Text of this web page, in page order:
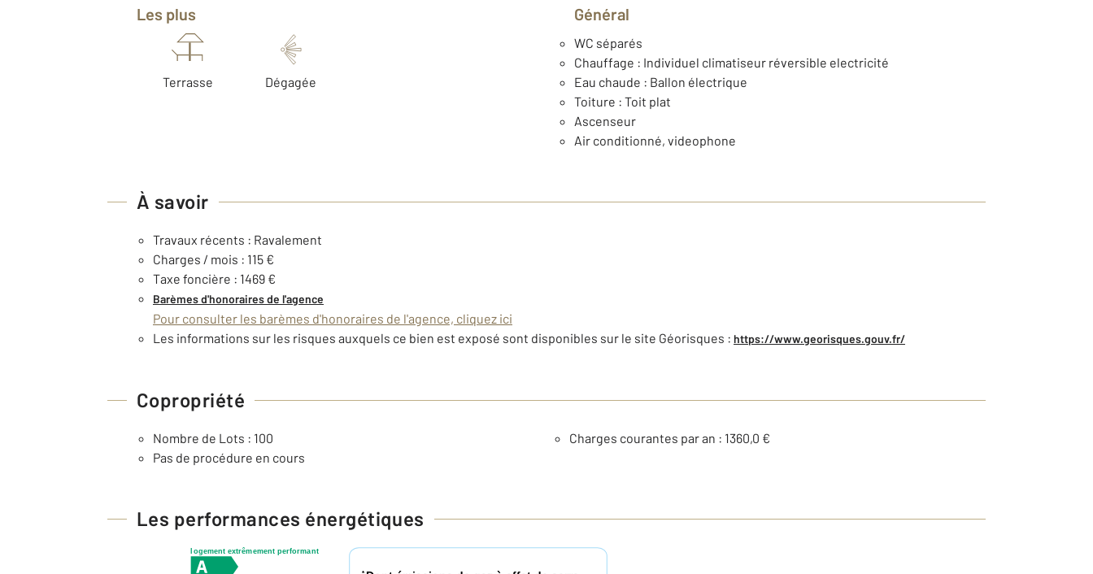
Les plus
Terrasse Dégagée
Général
WC séparés
Chauffage : Individuel climatiseur réversible electricité
Eau chaude : Ballon électrique
Toiture : Toit plat
Ascenseur
Air conditionné, videophone
À savoir
Travaux récents : Ravalement
Charges / mois : 115 €
Taxe foncière : 1469 €
Barèmes d'honoraires de l'agence
Pour consulter les barèmes d'honoraires de l'agence, cliquez ici
Les informations sur les risques auxquels ce bien est exposé sont disponibles sur le site Géorisques : https://www.georisques.gouv.fr/
Copropriété
Nombre de Lots : 100
Charges courantes par an : 1360,0 €
Pas de procédure en cours
Les performances énergétiques
logement extrêmement performant